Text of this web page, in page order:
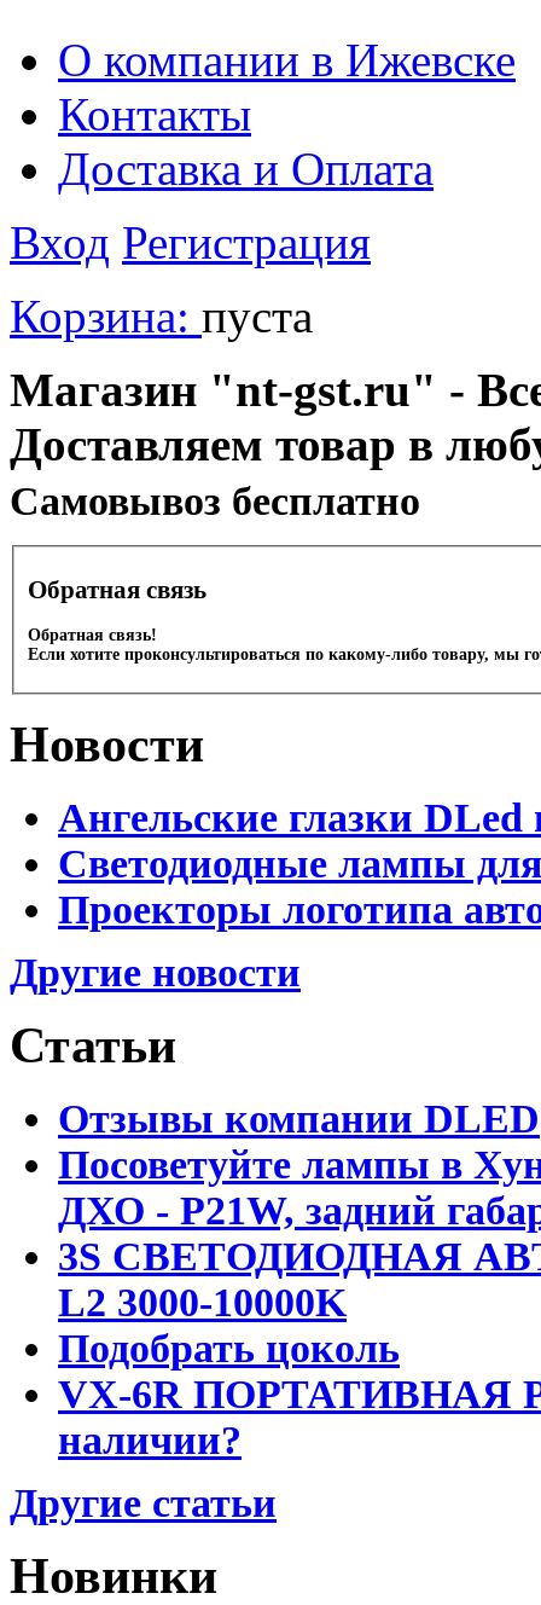
О компании в Ижевске
Контакты
Доставка и Оплата
Вход Регистрация
Корзина: пуста
Магазин "nt-gst.ru" -
Доставляем товар в
Cамовывоз бесплатно
Обратная связь
Обратная связь!
Если хотите проконсультироваться по какому-либо товару, мы
Новости
Ангельские глазки DLed
Светодиодные лампы
Проекторы логотипа
Другие новости
Статьи
Отзывы компании DLED
Посоветуйте лампы в
ДХО - P21W, задний
3S СВЕТОДИОДНАЯ
L2 3000-10000K
Подобрать цоколь
VX-6R ПОРТАТИВНАЯ
наличии?
Другие статьи
Новинки